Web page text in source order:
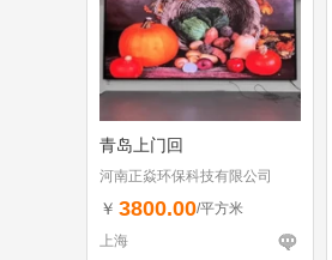
青岛上门回
河南正焱环保科技有限公司
￥ 3800.00/平方米
上海